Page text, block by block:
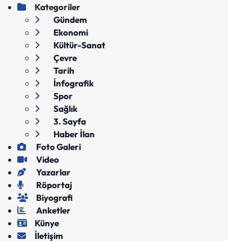
Kategoriler
Gündem
Ekonomi
Kültür-Sanat
Çevre
Tarih
İnfografik
Spor
Sağlık
3. Sayfa
Haber İlan
Foto Galeri
Video
Yazarlar
Röportaj
Biyografi
Anketler
Künye
İletişim